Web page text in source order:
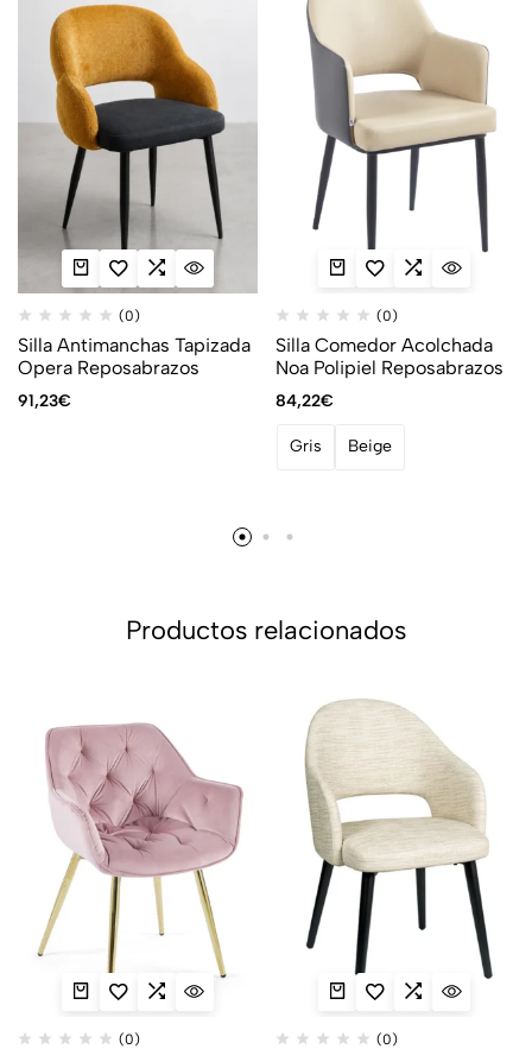
(0)
Silla Antimanchas Tapizada
Opera Reposabrazos
91,23€
(0)
Silla Comedor Acolchada
Noa Polipiel Reposabrazos
84,22€
Gris Beige
Productos relacionados
(0) (0)